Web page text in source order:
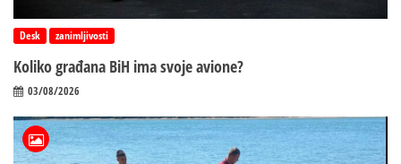
Desk zanimljivosti
Koliko građana BiH ima svoje avione?
03/08/2026